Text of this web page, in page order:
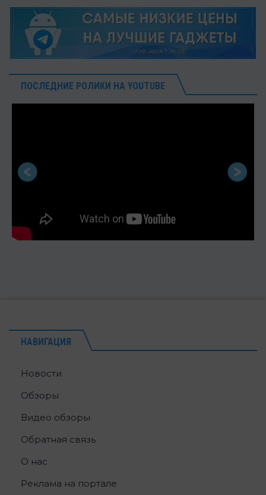
ПОСЛЕДНИЕ РОЛИКИ НА YOUTUBE
НАВИГАЦИЯ
Новости
Обзоры
Видео обзоры
Обратная связь
О нас
Реклама на портале